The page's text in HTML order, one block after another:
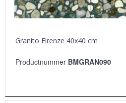
Granito Firenze 40x40 cm
Productnummer BMGRAN090